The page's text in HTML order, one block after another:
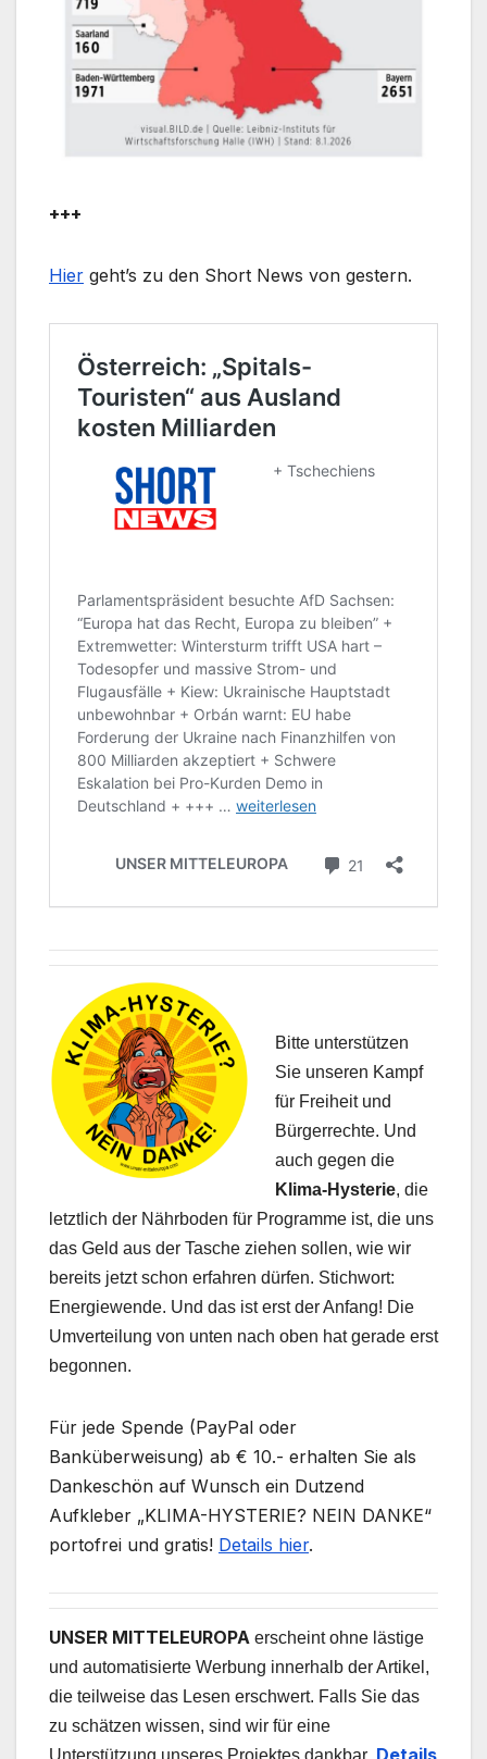
+++
Hier geht’s zu den Short News von gestern.
Bitte unterstützen
Sie unseren Kampf
für Freiheit und
Bürgerrechte. Und
auch gegen die
Klima-Hysterie, die
letztlich der Nährboden für Programme ist, die uns
das Geld aus der Tasche ziehen sollen, wie wir
bereits jetzt schon erfahren dürfen. Stichwort:
Energiewende. Und das ist erst der Anfang! Die
Umverteilung von unten nach oben hat gerade erst
begonnen.
Für jede Spende (PayPal oder
Banküberweisung) ab € 10.- erhalten Sie als
Dankeschön auf Wunsch ein Dutzend
Aufkleber „KLIMA-HYSTERIE? NEIN DANKE“
portofrei und gratis! Details hier.
UNSER MITTELEUROPA erscheint ohne lästige
und automatisierte Werbung innerhalb der Artikel,
die teilweise das Lesen erschwert. Falls Sie das
zu schätzen wissen, sind wir für eine
Unterstützung unseres Projektes dankbar. Details